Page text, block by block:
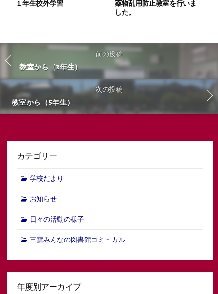
１年生校外学習
薬物乱用防止教室を行いま
した。
前の投稿
教室から（3年生）
次の投稿
教室から（5年生）
カテゴリー
学校だより
お知らせ
日々の活動の様子
三雲みんなの図書館コミュカル
年度別アーカイブ